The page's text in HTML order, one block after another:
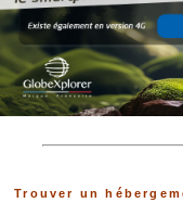
Trouver un